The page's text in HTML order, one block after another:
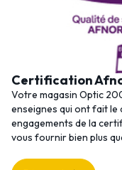
Certification
Votre magasin Optic
enseignes qui ont fait le
engagements de la
vous fournir bien plus